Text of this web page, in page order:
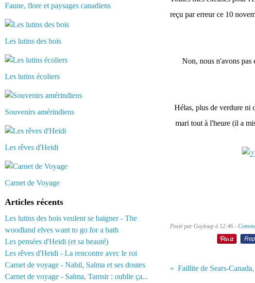
Faune, flore et paysages canadiens
Les lutins des bois
Les lutins écoliers
Souvenirs amérindiens
Les rêves d'Heidi
Carnet de Voyage
Articles récents
Les lutins des bois veulent se baigner - The
woodland elves want to go for a bath
Les pensées d'Heidi (et sa beauté)
Les rêves d'Heidi - La rencontre avec le roi
Carnet de voyage - Nabil, Salma et ses doutes
Carnet de voyage - Salma, Tamsir : oublie ça...
reçu par erreur ce 10
Non, nous n'avons pas
Hélas, plus de verdure ni
mari tout à l'heure (il a
Posté par Guyloup à 12:46 -